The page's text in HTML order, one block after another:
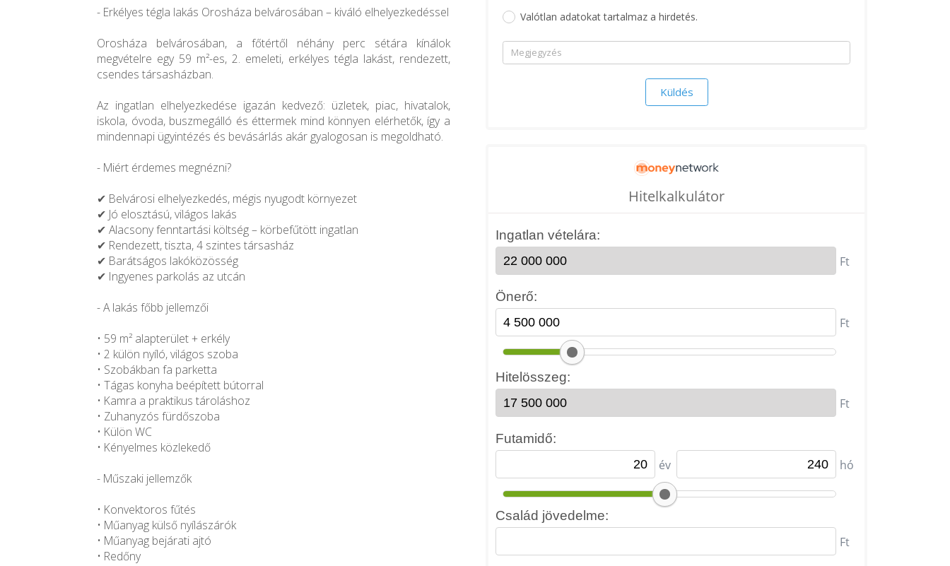
- Erkélyes tégla lakás Orosháza belvárosában – kiváló elhelyezkedéssel
Orosháza belvárosában, a főtértől néhány perc sétára kínálok
megvételre egy 59 m²-es, 2. emeleti, erkélyes tégla lakást, rendezett,
csendes társasházban.
Az ingatlan elhelyezkedése igazán kedvező: üzletek, piac, hivatalok,
iskola, óvoda, buszmegálló és éttermek mind könnyen elérhetők, így a
mindennapi ügyintézés és bevásárlás akár gyalogosan is megoldható.
- Miért érdemes megnézni?
✔ Belvárosi elhelyezkedés, mégis nyugodt környezet
✔ Jó elosztású, világos lakás
✔ Alacsony fenntartási költség – körbefűtött ingatlan
✔ Rendezett, tiszta, 4 szintes társasház
✔ Barátságos lakóközösség
✔ Ingyenes parkolás az utcán
- A lakás főbb jellemzői
• 59 m² alapterület + erkély
• 2 külön nyíló, világos szoba
• Szobákban fa parketta
• Tágas konyha beépített bútorral
• Kamra a praktikus tároláshoz
• Zuhanyzós fürdőszoba
• Külön WC
• Kényelmes közlekedő
- Műszaki jellemzők
• Konvektoros fűtés
• Műanyag külső nyílászárók
• Műanyag bejárati ajtó
• Redőny
Valótlan adatokat tartalmaz a hirdetés.